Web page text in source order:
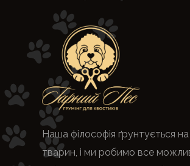
Наша філософія ґрунтується
тварин, і ми робимо все